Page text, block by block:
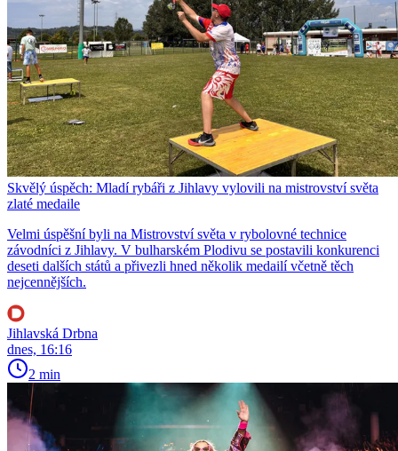
Skvělý úspěch: Mladí rybáři z Jihlavy vylovili na mistrovství světa
zlaté medaile
Velmi úspěšní byli na Mistrovství světa v rybolovné technice
závodníci z Jihlavy. V bulharském Plodivu se postavili konkurenci
deseti dalších států a přivezli hned několik medailí včetně těch
nejcennějších.
Jihlavská Drbna
dnes, 16:16
2 min